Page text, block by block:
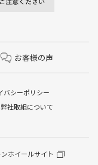
お客様の声
バシーポリシー
社取組について
ホイールサイト
イル交換/その他